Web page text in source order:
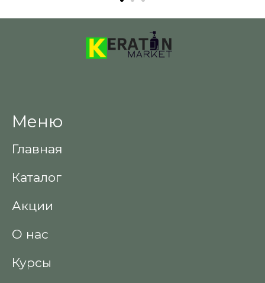
Меню
Главная
Каталог
Акции
О нас
Курсы